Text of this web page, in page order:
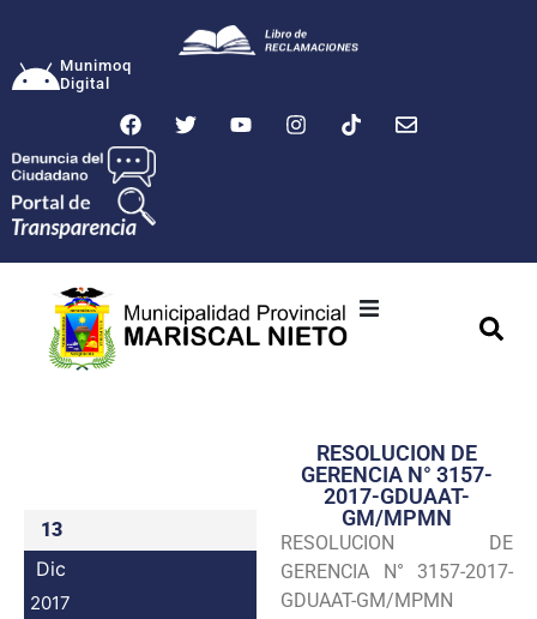
Munimoq
Digital
Transparencia
Seguridad
Programas
13
Dic
2017
RESOLUCION DE
GERENCIA N° 3157-
2017-GDUAAT-
GM/MPMN
RESOLUCION DE
GERENCIA N° 3157-2017-
GDUAAT-GM/MPMN